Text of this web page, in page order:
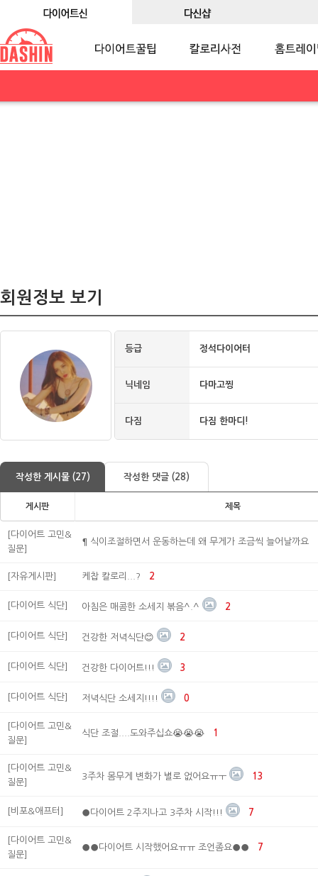
회원정보 보기
등급 정석다이어터
닉네임 다마고찡
다짐 다짐 한마디!
작성한 게시물 (27) 작성한 댓글 (28)
게시판 제목
[다이어트 고민&
질문]
¶ 식이조절하면서 운동하는데 왜 무게가 조금씩 늘어날까요
[자유게시판] 케찹 칼로리...? 2
[다이어트 식단] 아침은 매콤한 소세지 볶음^.^ 2
[다이어트 식단] 건강한 저녁식단😊 2
[다이어트 식단] 건강한 다이어트!!! 3
[다이어트 식단] 저녁식단 소세지!!!! 0
[다이어트 고민&
질문]
식단 조절....도와주십쇼😭😭😭 1
[다이어트 고민&
질문]
3주차 몸무게 변화가 별로 없어요ㅠㅜ 13
[비포&애프터] ●다이어트 2주지나고 3주차 시작!!! 7
[다이어트 고민&
질문]
●●다이어트 시작했어요ㅠㅠ 조언좀요●● 7